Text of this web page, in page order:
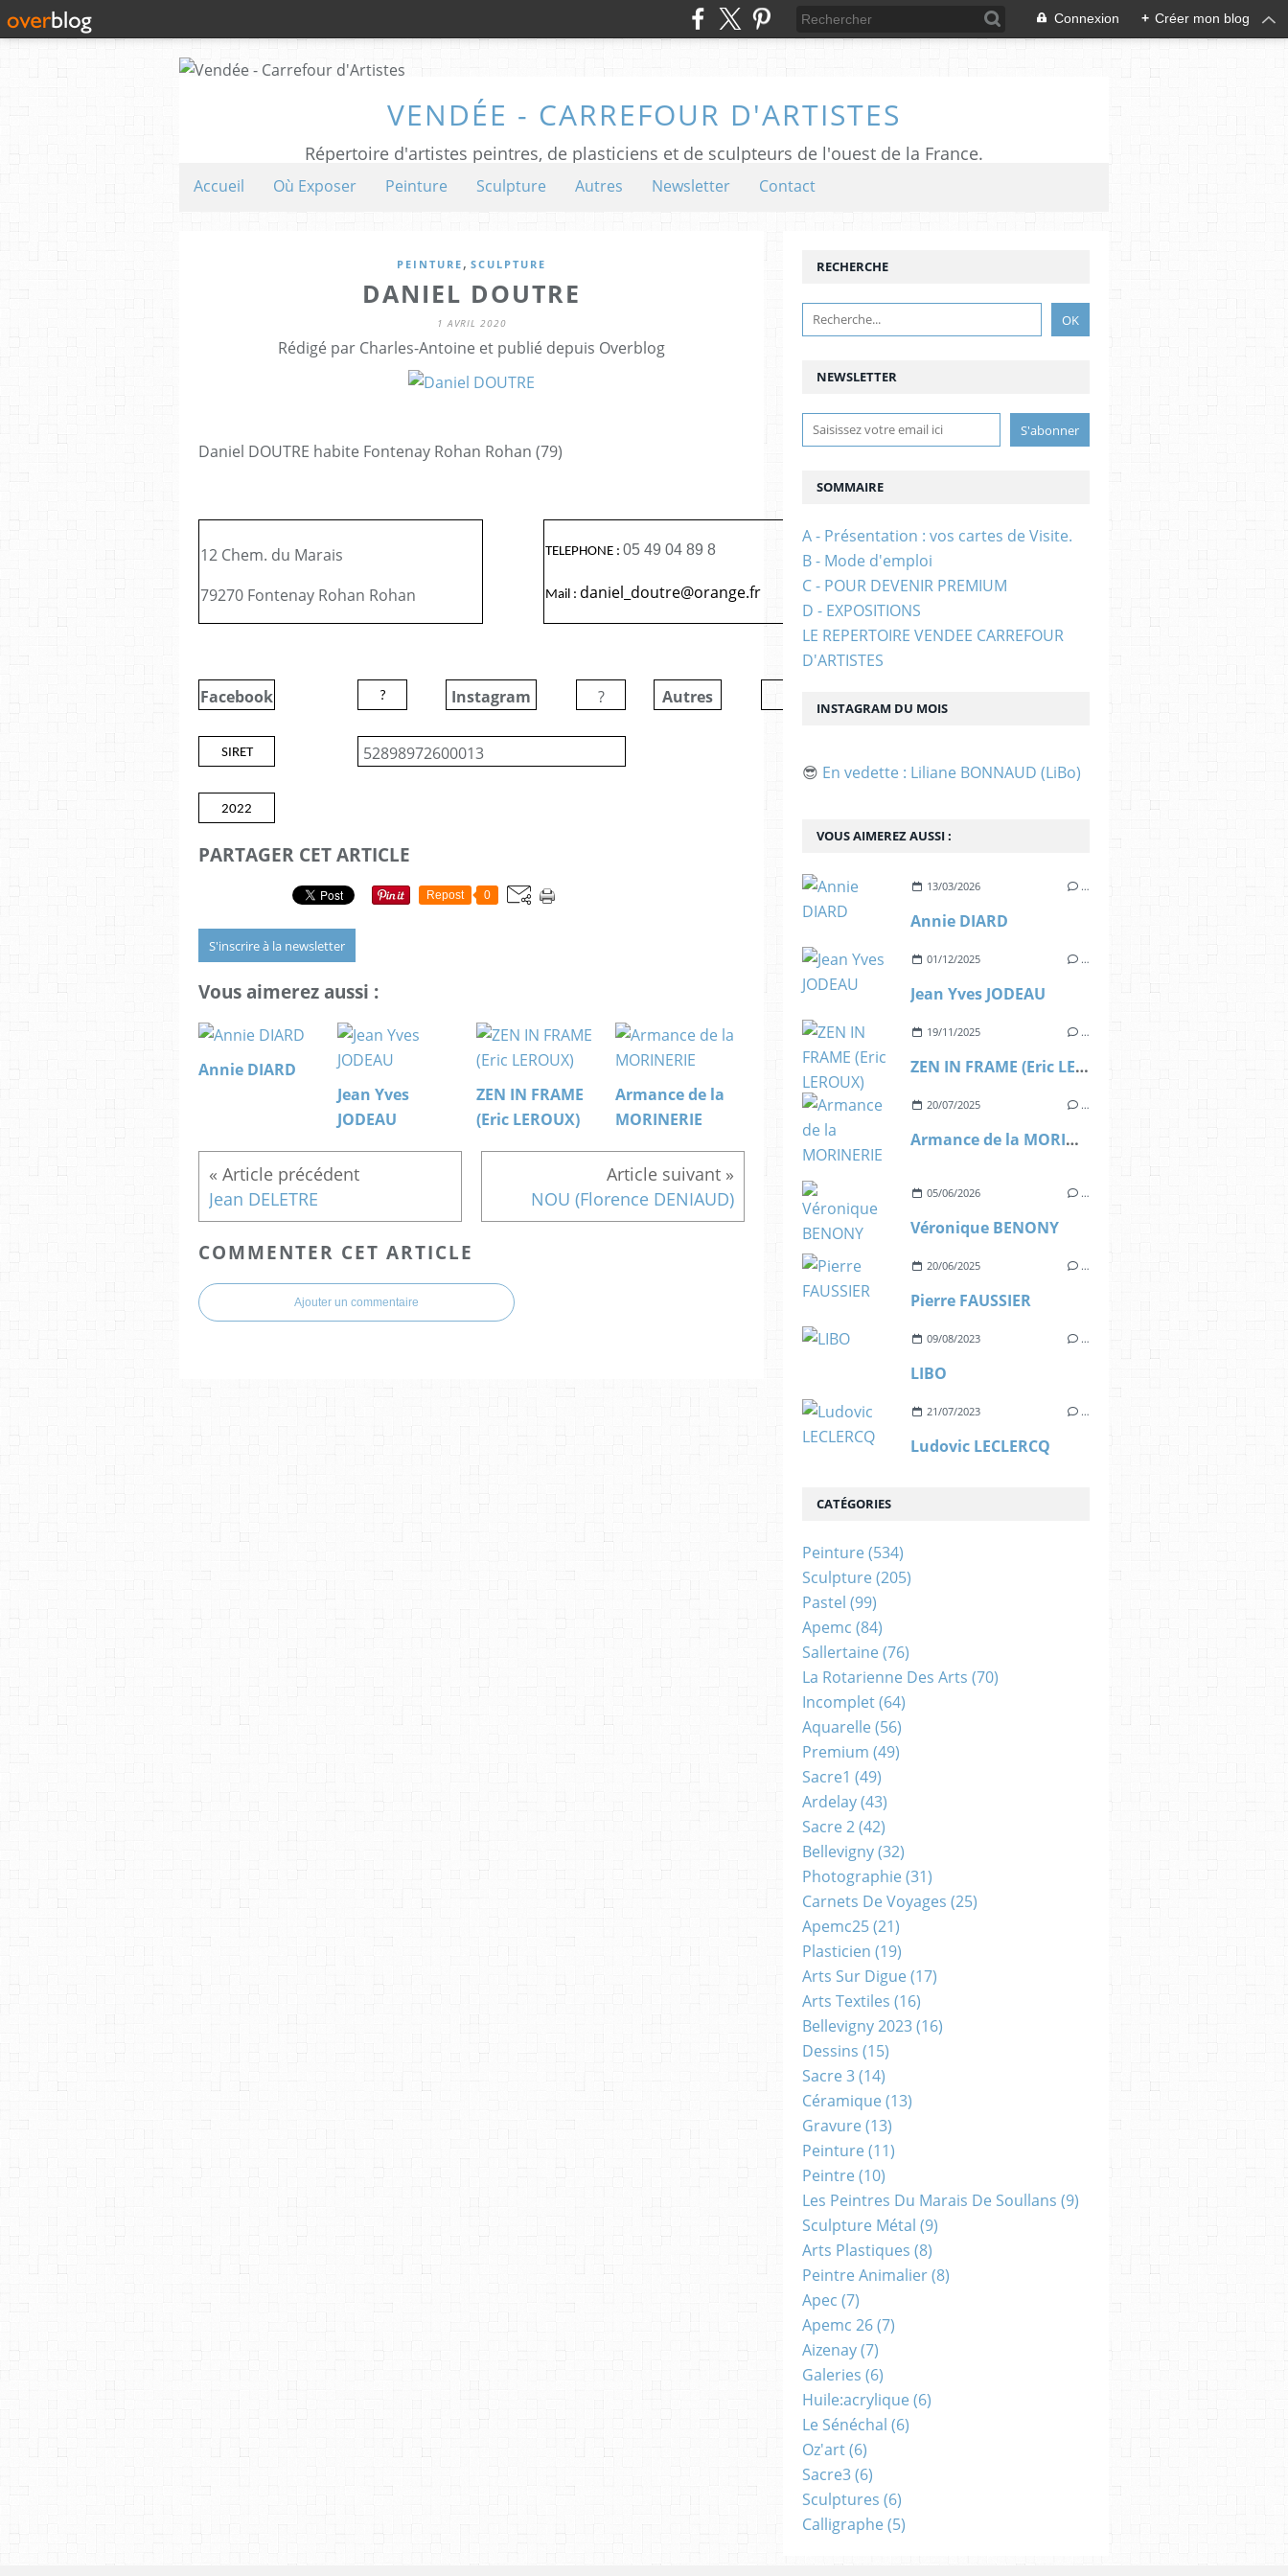
Connexion + Créer mon blog
VENDÉE - CARREFOUR D'ARTISTES
Répertoire d'artistes peintres, de plasticiens et de sculpteurs de l'ouest de la France.
Accueil Où Exposer Peinture Sculpture Autres Newsletter Contact
PEINTURE , SCULPTURE
DANIEL DOUTRE
1 AVRIL 2020
Rédigé par Charles-Antoine et publié depuis Overblog
Daniel DOUTRE habite Fontenay Rohan Rohan (79)
12 Chem. du Marais
79270 Fontenay Rohan Rohan
TELEPHONE : 05 49 04 89 8
Mail : daniel_doutre@orange.fr
Facebook ? Instagram ? Autres
SIRET 52898972600013
2022
PARTAGER CET ARTICLE
Repost 0
S'inscrire à la newsletter
Vous aimerez aussi :
Annie DIARD
Jean Yves
JODEAU
ZEN IN FRAME
(Eric LEROUX)
Armance de la
MORINERIE
Jean DELETRE NOU (Florence DENIAUD)
COMMENTER CET ARTICLE
Ajouter un commentaire
NEWSLETTER
RECHERCHE
VOUS AIMEREZ AUSSI :
13/03/2026 …
Annie DIARD
01/12/2025 …
Jean Yves JODEAU
19/11/2025 …
ZEN IN FRAME (Eric LEROUX)
20/07/2025 …
Armance de la MORINERIE
05/06/2026 …
Véronique BENONY
20/06/2025 …
Pierre FAUSSIER
09/08/2023 …
LIBO
21/07/2023 …
Ludovic LECLERCQ
SOMMAIRE
A - Présentation : vos cartes de Visite.
B - Mode d'emploi
C - POUR DEVENIR PREMIUM
D - EXPOSITIONS
LE REPERTOIRE VENDEE CARREFOUR
D'ARTISTES
CATÉGORIES
Peinture (534)
Sculpture (205)
Pastel (99)
Apemc (84)
Sallertaine (76)
La Rotarienne Des Arts (70)
Incomplet(64)
Aquarelle (56)
Premium (49)
Sacre1 (49)
Ardelay(43)
Sacre 2(42)
Bellevigny(32)
Photographie (31)
Carnets De Voyages (25)
Apemc25(21)
Plasticien (19)
Arts Sur Digue (17)
Arts Textiles (16)
Bellevigny 2023(16)
Dessins (15)
Sacre 3(14)
Céramique (13)
Gravure (13)
Peinture (11)
Peintre (10)
Les Peintres Du Marais De Soullans (9)
Sculpture Métal (9)
Arts Plastiques (8)
Peintre Animalier(8)
Apec (7)
Apemc 26(7)
Aizenay(7)
Galeries (6)
Huile:acrylique (6)
Le Sénéchal (6)
Oz'art(6)
Sacre3(6)
Sculptures (6)
Calligraphe (5)
INSTAGRAM DU MOIS
😎 En vedette : Liliane BONNAUD (LiBo)